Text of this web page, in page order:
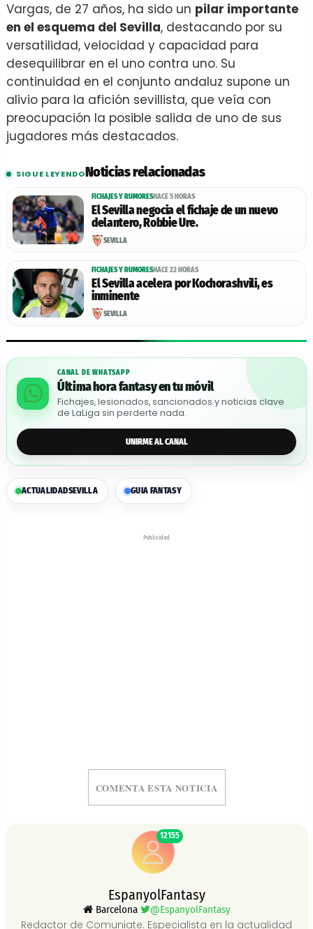
Vargas, de 27 años, ha sido un pilar importante
en el esquema del Sevilla, destacando por su
versatilidad, velocidad y capacidad para
desequilibrar en el uno contra uno. Su
continuidad en el conjunto andaluz supone un
alivio para la afición sevillista, que veía con
preocupación la posible salida de uno de sus
jugadores más destacados.
SIGUE LEYENDONoticias relacionadas
FICHAJES Y RUMORESHACE 5 HORAS
El Sevilla negocia el fichaje de un nuevo
delantero, Robbie Ure.
SEVILLA
FICHAJES Y RUMORESHACE 22 HORAS
El Sevilla acelera por Kochorashvili, es
inminente
SEVILLA
CANAL DE WHATSAPP
Última hora fantasy en tu móvil
Fichajes, lesionados, sancionados y noticias clave
de LaLiga sin perderte nada.
UNIRME AL CANAL
ACTUALIDADSEVILLA GUIA FANTASY
Publicidad
COMENTA ESTA NOTICIA
12155
EspanyolFantasy
Barcelona @EspanyolFantasy
Redactor de Comuniate. Especialista en la actualidad